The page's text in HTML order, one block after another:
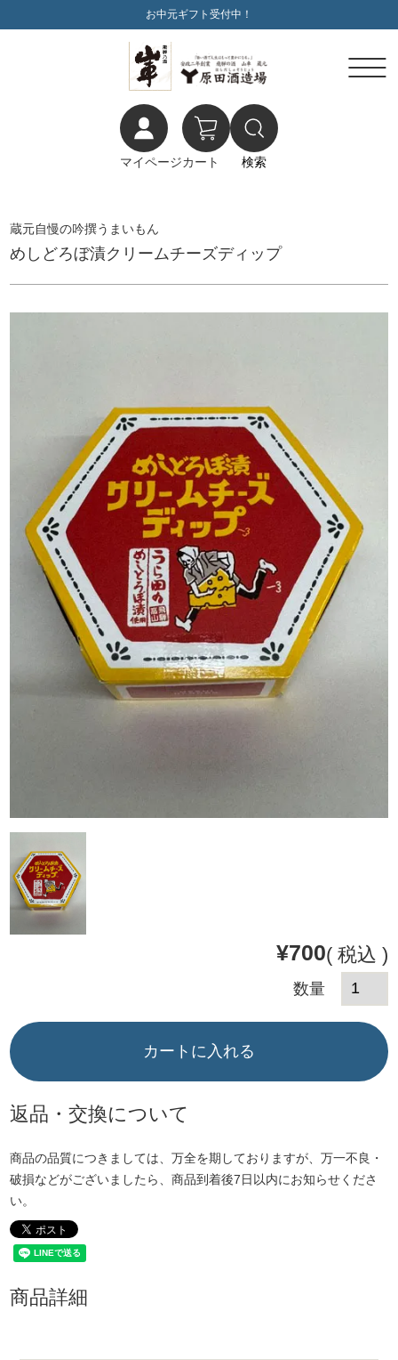
お中元ギフト受付中！
マイページカート 検索
蔵元自慢の吟撰うまいもん
めしどろぼ漬クリームチーズディップ
¥700 税込
カートに入れる
返品・交換について
商品の品質につきましては、万全を期しておりますが、万一不良・
破損などがございましたら、商品到着後7日以内にお知らせくださ
い。
商品詳細